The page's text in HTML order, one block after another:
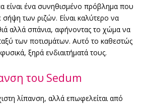
είναι ένα συνηθισμένο πρόβλημα που
των ριζών. Είναι καλύτερο να
αλλά σπάνια, αφήνοντας το χώμα να
των ποτισμάτων. Αυτό το καθεστώς
ξηρά ενδιαιτήματά τους.
του Sedum
λίπανση, αλλά επωφελείται από